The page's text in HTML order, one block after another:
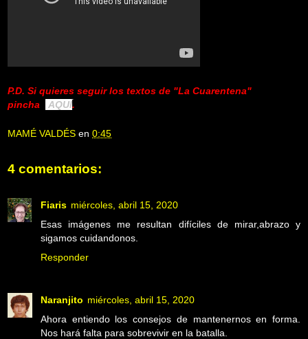
P.D. Si quieres seguir los textos de "La Cuarentena"
pincha
AQUÍ.
MAMÉ VALDÉS en 0:45
4 comentarios:
Fiaris miércoles, abril 15, 2020
Esas imágenes me resultan difíciles de mirar,abrazo y
sigamos cuidandonos.
Responder
Naranjito miércoles, abril 15, 2020
Ahora entiendo los consejos de mantenernos en forma.
Nos hará falta para sobrevivir en la batalla.